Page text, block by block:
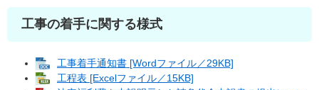
工事の着手に関する様式
工事着手通知書 [Wordファイル／29KB]
工程表 [Excelファイル／15KB]